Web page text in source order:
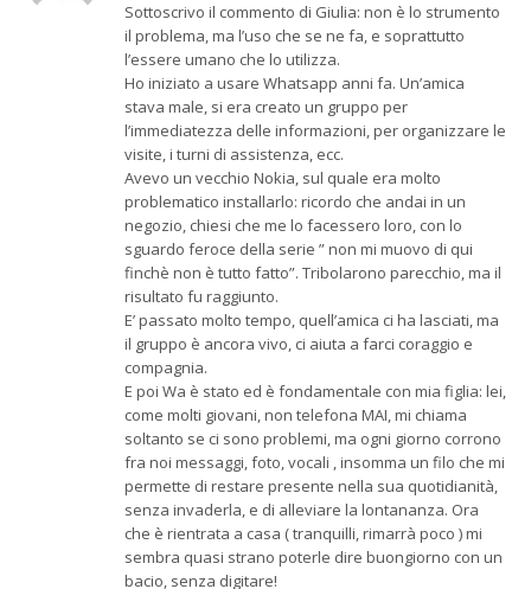
Sottoscrivo il commento di Giulia: non è lo strumento
il problema, ma l’uso che se ne fa, e soprattutto
l’essere umano che lo utilizza.
Ho iniziato a usare Whatsapp anni fa. Un’amica
stava male, si era creato un gruppo per
l’immediatezza delle informazioni, per organizzare le
visite, i turni di assistenza, ecc.
Avevo un vecchio Nokia, sul quale era molto
problematico installarlo: ricordo che andai in un
negozio, chiesi che me lo facessero loro, con lo
sguardo feroce della serie ” non mi muovo di qui
finchè non è tutto fatto”. Tribolarono parecchio, ma il
risultato fu raggiunto.
E’ passato molto tempo, quell’amica ci ha lasciati, ma
il gruppo è ancora vivo, ci aiuta a farci coraggio e
compagnia.
E poi Wa è stato ed è fondamentale con mia figlia: lei,
come molti giovani, non telefona MAI, mi chiama
soltanto se ci sono problemi, ma ogni giorno corrono
fra noi messaggi, foto, vocali , insomma un filo che mi
permette di restare presente nella sua quotidianità,
senza invaderla, e di alleviare la lontananza. Ora
che è rientrata a casa ( tranquilli, rimarrà poco ) mi
sembra quasi strano poterle dire buongiorno con un
bacio, senza digitare!